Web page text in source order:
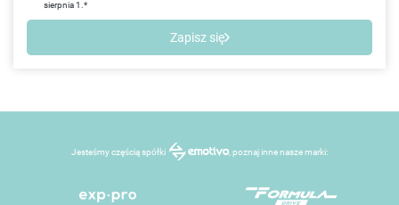
sierpnia 1.*
Zapisz się
Jesteśmy częścią spółki , poznaj inne nasze marki: